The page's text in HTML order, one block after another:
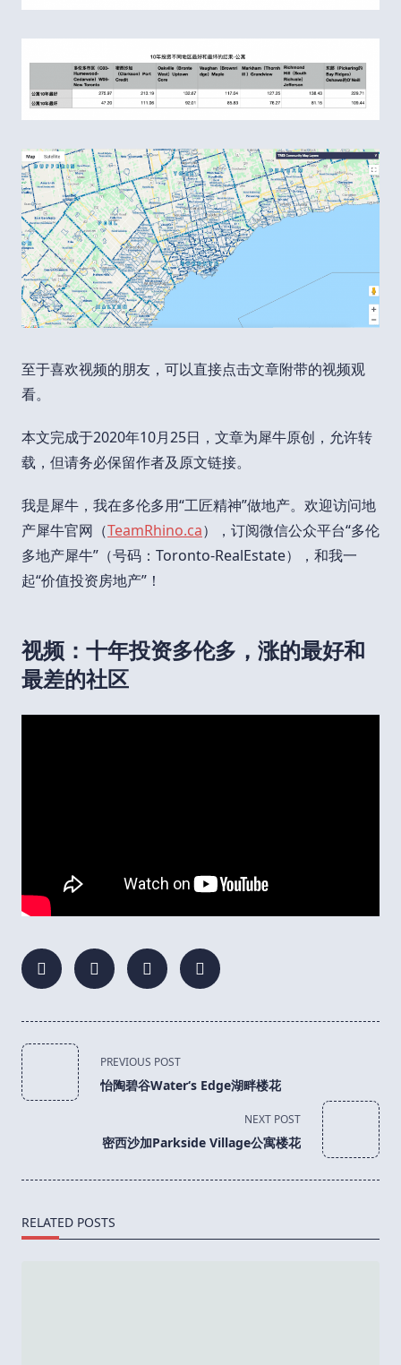
至于喜欢视频的朋友，可以直接点击文章附带的视频观
看。
本文完成于2020年10月25日，文章为犀牛原创，允许转
载，但请务必保留作者及原文链接。
我是犀牛，我在多伦多用“工匠精神”做地产。欢迎访问地
产犀牛官网（TeamRhino.ca），订阅微信公众平台“多伦
多地产犀牛”（号码：Toronto-RealEstate），和我一
起“价值投资房地产”！
视频：十年投资多伦多，涨的最好和
最差的社区
<span
class="nav-
subtitle
PREVIOUS POST
怡陶碧谷Water‘s Edge湖畔楼花
NEXT POST
密西沙加Parkside Village公寓楼花
RELATED POSTS